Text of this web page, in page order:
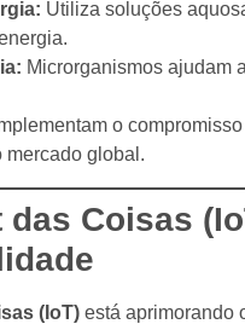
Utiliza soluções
Microrganismos ajudam
o
mercado global.
das Coisas
(IoT) está aprimorando